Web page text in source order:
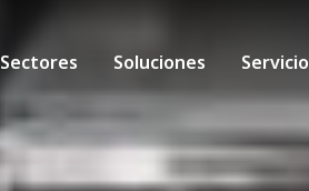
Sectores Soluciones Servicio